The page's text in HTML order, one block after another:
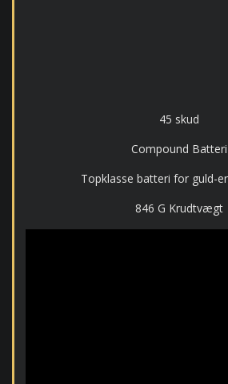
45 skud
Compound Batteri
Topklasse batteri for guld-
846 G Krudtvægt